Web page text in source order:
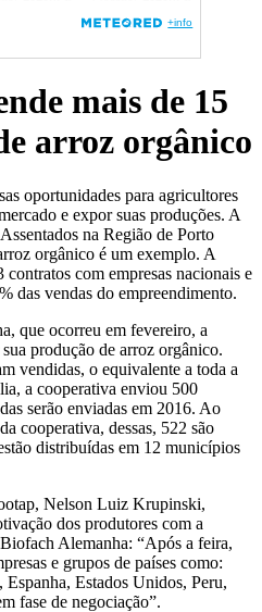
mais de 15
arroz orgânico
oportunidades para agricultores
e expor suas produções. A
na Região de Porto
orgânico é um exemplo. A
com empresas nacionais e
das vendas do empreendimento.
que ocorreu em fevereiro, a
produção de arroz orgânico.
vendidas, o equivalente a toda a
a cooperativa enviou 500
serão enviadas em 2016. Ao
cooperativa, dessas, 522 são
distribuídas em 12 municípios
Nelson Luiz Krupinski,
dos produtores com a
Alemanha: “Após a feira,
e grupos de países como:
Estados Unidos, Peru,
fase de negociação”.